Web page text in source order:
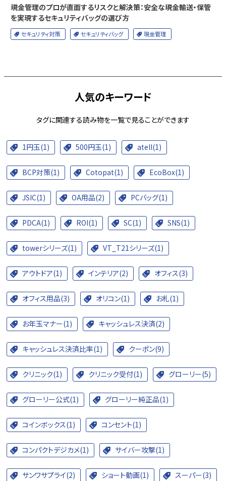
現金管理のプロが直面するリスクと解決策：安全な現金輸送・保管
を実現するセキュリティバッグの選び方
セキュリティ対策 セキュリティバッグ 現金管理
人気のキーワード
タグに関連する読み物を一覧で見ることができます
1円玉(1) 500円玉(1) atell(1)
BCP対策(1) Cotopat(1) EcoBox(1)
JSIC(1) OA用品(2) PCバッグ(1)
PDCA(1) ROI(1) SC(1) SNS(1)
towerシリーズ(1) VT_T21シリーズ(1)
アウトドア(1) インテリア(2) オフィス(3)
オフィス用品(3) オリコン(1) お札(1)
お年玉マナー(1) キャッシュレス決済(2)
キャッシュレス決済比率(1) クーポン(9)
クリニック(1) クリニック受付(1) グローリー(5)
グローリー公式(1) グローリー純正品(1)
コインボックス(1) コンセント(1)
コンパクトデジカメ(1) サイバー攻撃(1)
サンワサプライ(2) ショート動画(1) スーパー(3)